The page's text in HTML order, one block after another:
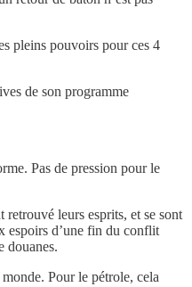
pleins pouvoirs pour ces 4
de son programme
Pas de pression pour le
retrouvé leurs esprits, et se sont
espoirs d’une fin du conflit
douanes.
Pour le pétrole, cela